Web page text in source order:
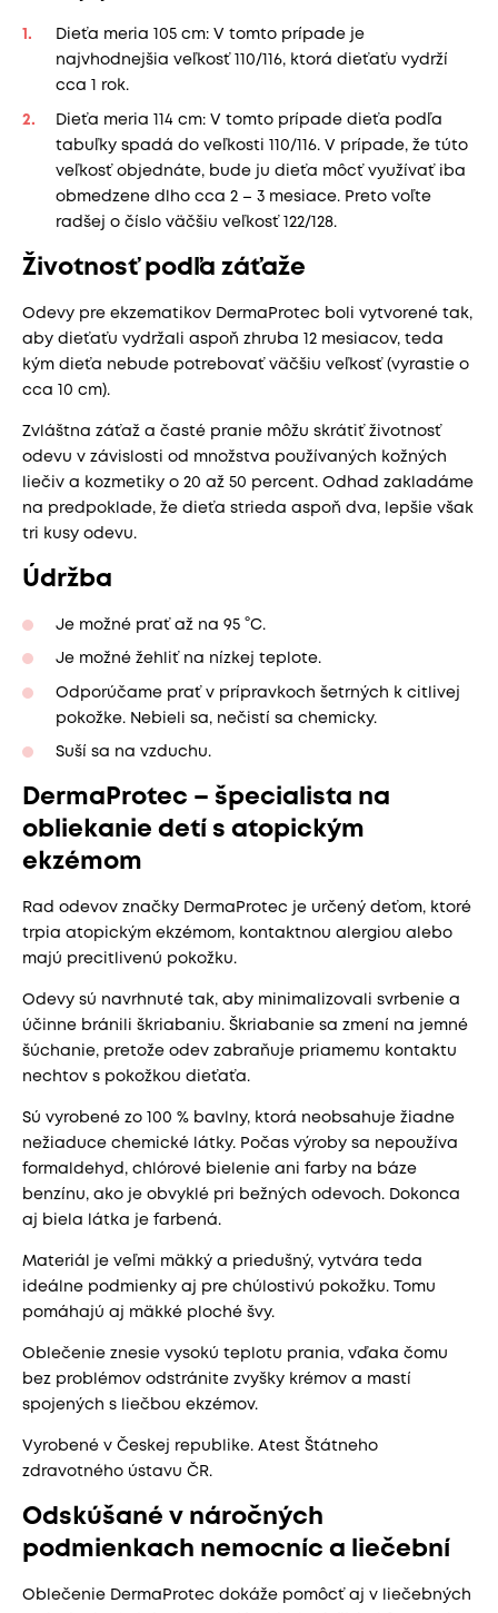
Dieťa meria 105 cm: V tomto prípade je
najvhodnejšia veľkosť 110/116, ktorá dieťaťu vydrží
cca 1 rok.
Dieťa meria 114 cm: V tomto prípade dieťa podľa
tabuľky spadá do veľkosti 110/116. V prípade, že túto
veľkosť objednáte, bude ju dieťa môcť využívať iba
obmedzene dlho cca 2 – 3 mesiace. Preto voľte
radšej o číslo väčšiu veľkosť 122/128.
Životnosť podľa záťaže
Odevy pre ekzematikov DermaProtec boli vytvorené tak,
aby dieťaťu vydržali aspoň zhruba 12 mesiacov, teda
kým dieťa nebude potrebovať väčšiu veľkosť (vyrastie o
cca 10 cm).
Zvláštna záťaž a časté pranie môžu skrátiť životnosť
odevu v závislosti od množstva používaných kožných
liečiv a kozmetiky o 20 až 50 percent. Odhad zakladáme
na predpoklade, že dieťa strieda aspoň dva, lepšie však
tri kusy odevu.
Údržba
Je možné prať až na 95 °C.
Je možné žehliť na nízkej teplote.
Odporúčame prať v prípravkoch šetrných k citlivej
pokožke. Nebieli sa, nečistí sa chemicky.
Suší sa na vzduchu.
DermaProtec – špecialista na
obliekanie detí s atopickým
ekzémom
Rad odevov značky DermaProtec je určený deťom, ktoré
trpia atopickým ekzémom, kontaktnou alergiou alebo
majú precitlivenú pokožku.
Odevy sú navrhnuté tak, aby minimalizovali svrbenie a
účinne bránili škriabaniu. Škriabanie sa zmení na jemné
šúchanie, pretože odev zabraňuje priamemu kontaktu
nechtov s pokožkou dieťaťa.
Sú vyrobené zo 100 % bavlny, ktorá neobsahuje žiadne
nežiaduce chemické látky. Počas výroby sa nepoužíva
formaldehyd, chlórové bielenie ani farby na báze
benzínu, ako je obvyklé pri bežných odevoch. Dokonca
aj biela látka je farbená.
Materiál je veľmi mäkký a priedušný, vytvára teda
ideálne podmienky aj pre chúlostivú pokožku. Tomu
pomáhajú aj mäkké ploché švy.
Oblečenie znesie vysokú teplotu prania, vďaka čomu
bez problémov odstránite zvyšky krémov a mastí
spojených s liečbou ekzémov.
Vyrobené v Českej republike. Atest Štátneho
zdravotného ústavu ČR.
Odskúšané v náročných
podmienkach nemocníc a liečební
Oblečenie DermaProtec dokáže pomôcť aj v liečebných